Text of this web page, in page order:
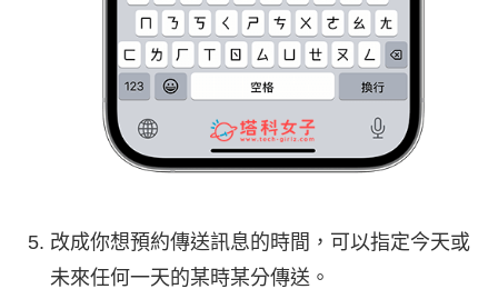
改成你想預約傳送訊息的時間，可以指定今天或
未來任何一天的某時某分傳送。